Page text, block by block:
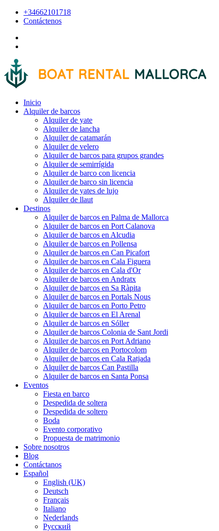
+34662101718
Contáctenos
Inicio
Alquiler de barcos
Alquiler de yate
Alquiler de lancha
Alquiler de catamarán
Alquiler de velero
Alquiler de barcos para grupos grandes
Alquiler de semirrígida
Alquiler de barco con licencia
Alquiler de barco sin licencia
Alquiler de yates de lujo
Alquiler de llaut
Destinos
Alquiler de barcos en Palma de Mallorca
Alquiler de barcos en Port Calanova
Alquiler de barcos en Alcudia
Alquiler de barcos en Pollensa
Alquiler de barcos en Can Picafort
Alquiler de barcos en Cala Figuera
Alquiler de barcos en Cala d'Or
Alquiler de barcos en Andratx
Alquiler de barcos en Sa Ràpita
Alquiler de barcos en Portals Nous
Alquiler de barcos en Porto Petro
Alquiler de barcos en El Arenal
Alquiler de barcos en Sóller
Alquiler de barcos Colonia de Sant Jordi
Alquiler de barcos en Port Adriano
Alquiler de barcos en Portocolom
Alquiler de barcos en Cala Ratjada
Alquiler de barcos Can Pastilla
Alquiler de barcos en Santa Ponsa
Eventos
Fiesta en barco
Despedida de soltera
Despedida de soltero
Boda
Evento corporativo
Propuesta de matrimonio
Sobre nosotros
Blog
Contáctanos
Español
English (UK)
Deutsch
Français
Italiano
Nederlands
Русский